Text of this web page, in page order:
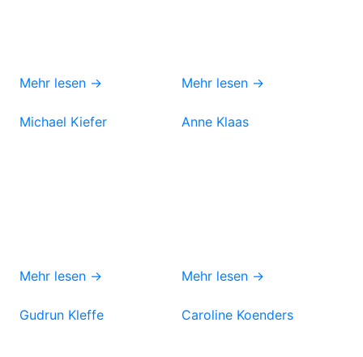
Mehr lesen → Mehr lesen →
Michael Kiefer
Mehr lesen →
Anne Klaas
Mehr lesen →
Gudrun Kleffe Caroline Koenders